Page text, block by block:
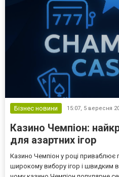
Бізнес новини 15:07, 5 вересня
Казино Чемпіон:
для азартних ігор
Казино Чемпіон у році приваблює
широкому вибору ігор і швидким